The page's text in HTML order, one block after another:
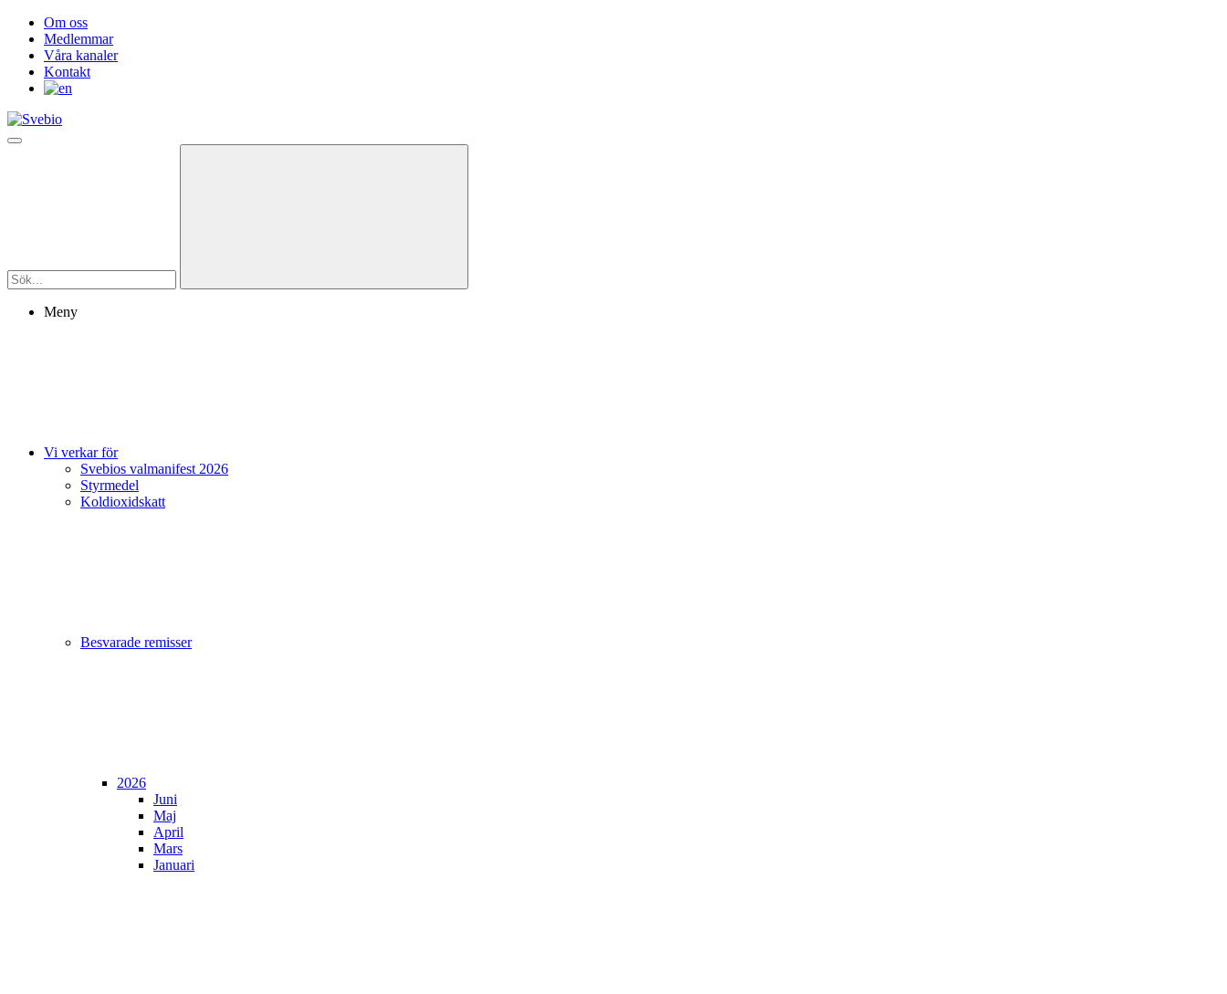
Om oss
Medlemmar
Våra kanaler
Kontakt
Meny
Vi verkar för
Svebios valmanifest 2026
Styrmedel
Koldioxidskatt
Besvarade remisser
2026
Juni
Maj
April
Mars
Januari